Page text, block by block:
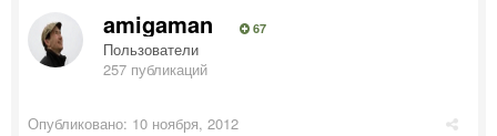
amigaman 67
Пользователи
257 публикаций
Опубликовано: 10 ноября, 2012